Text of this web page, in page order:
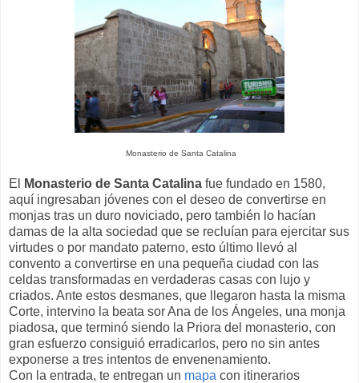
Monasterio de Santa Catalina
El Monasterio de Santa Catalina fue fundado en 1580,
aquí ingresaban jóvenes con el deseo de convertirse en
monjas tras un duro noviciado, pero también lo hacían
damas de la alta sociedad que se recluían para ejercitar sus
virtudes o por mandato paterno, esto último llevó al
convento a convertirse en una pequeña ciudad con las
celdas transformadas en verdaderas casas con lujo y
criados. Ante estos desmanes, que llegaron hasta la misma
Corte, intervino la beata sor Ana de los Ángeles, una monja
piadosa, que terminó siendo la Priora del monasterio, con
gran esfuerzo consiguió erradicarlos, pero no sin antes
exponerse a tres intentos de envenenamiento.
Con la entrada, te entregan un mapa con itinerarios